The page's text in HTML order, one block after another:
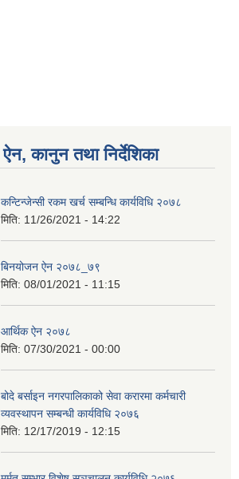
ऐन, कानुन तथा निर्देशिका
कन्टिन्जेन्सी रकम खर्च सम्बन्धि कार्यविधि २०७८
मिति: 11/26/2021 - 14:22
बिनयोजन ऐन २०७८_७९
मिति: 08/01/2021 - 11:15
आर्थिक ऐन २०७८
मिति: 07/30/2021 - 00:00
बोदे बर्साइन नगरपालिकाको सेवा करारमा कर्मचारी
व्यवस्थापन सम्बन्धी कार्यविधि २०७६
मिति: 12/17/2019 - 12:15